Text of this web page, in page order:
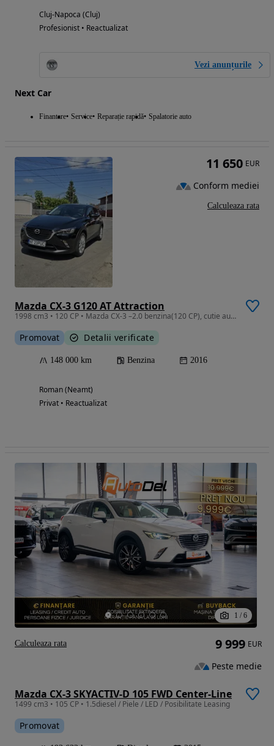
Cluj-Napoca (Cluj)
Profesionist • Reactualizat
Vezi anunțurile
Next Car
Finantare Service Reparație rapidă Spalatorie auto
Mazda CX-3 G120 AT Attraction
1998 cm3 • 120 CP • Mazda CX-3 –2.0 benzina(120 CP), cutie automată,
Promovat Detalii verificate
148 000 km Benzina 2016
Roman (Neamt)
Privat • Reactualizat
11 650 EUR
Conform mediei
Calculeaza rata
1 / 6
Mazda CX-3 SKYACTIV-D 105 FWD Center-Line
1499 cm3 • 105 CP • 1.5diesel / Piele / LED / Posibilitate Leasing
Promovat
9 999 EUR
Peste medie
Calculeaza rata